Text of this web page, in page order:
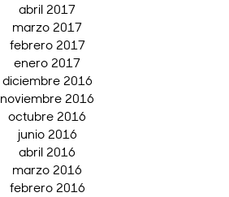
abril 2017
marzo 2017
febrero 2017
enero 2017
diciembre 2016
noviembre 2016
octubre 2016
junio 2016
abril 2016
marzo 2016
febrero 2016